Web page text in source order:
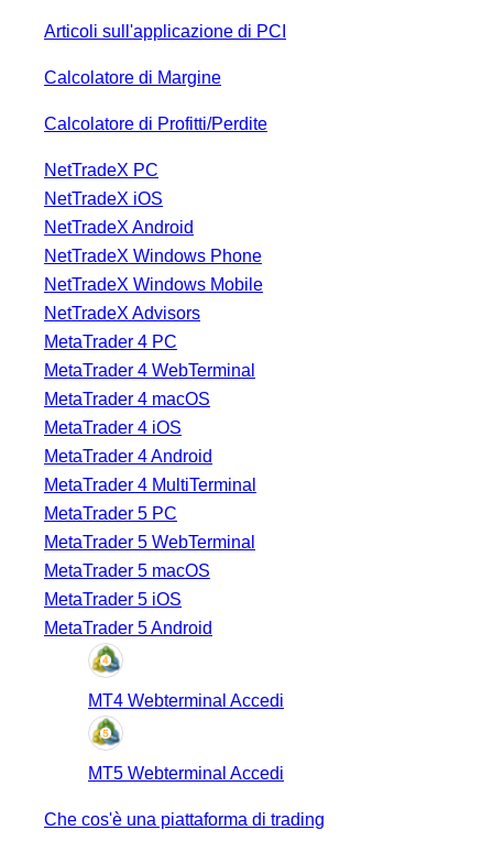
Articoli sull'applicazione di PCI
Calcolatore di Margine
Calcolatore di Profitti/Perdite
NetTradeX PC
NetTradeX iOS
NetTradeX Android
NetTradeX Windows Phone
NetTradeX Windows Mobile
NetTradeX Advisors
MetaTrader 4 PC
MetaTrader 4 WebTerminal
MetaTrader 4 macOS
MetaTrader 4 iOS
MetaTrader 4 Android
MetaTrader 4 MultiTerminal
MetaTrader 5 PC
MetaTrader 5 WebTerminal
MetaTrader 5 macOS
MetaTrader 5 iOS
MetaTrader 5 Android
MT4 Webterminal Accedi
MT5 Webterminal Accedi
Che cos'è una piattaforma di trading